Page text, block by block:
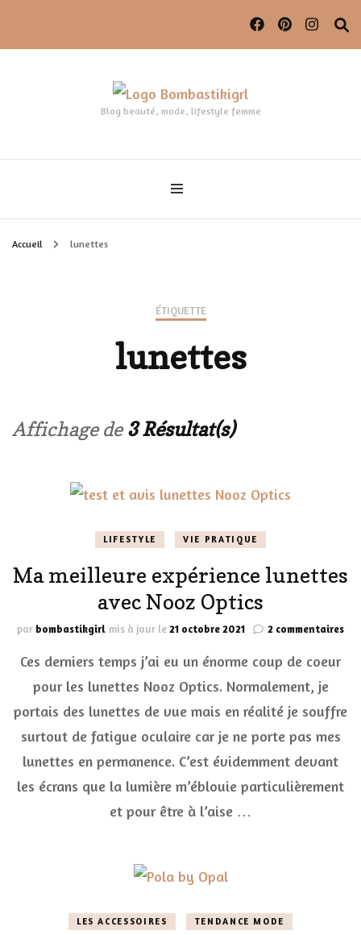
Blog beauté, mode, lifestyle femme
Accueil lunettes
ÉTIQUETTE
lunettes
Affichage de3 Résultat(s)
LIFESTYLE VIE PRATIQUE
Ma meilleure expérience lunettes
avec Nooz Optics
par bombastikgirl mis à jour le21 octobre 2021 2 commentairessur
Ces derniers temps j’ai eu un énorme coup de coeur
pour les lunettes Nooz Optics. Normalement, je
portais des lunettes de vue mais en réalité je souffre
surtout de fatigue oculaire car je ne porte pas mes
lunettes en permanence. C’est évidemment devant
les écrans que la lumière m’éblouie particulièrement
et pour être à l’aise …
LES ACCESSOIRES TENDANCE MODE